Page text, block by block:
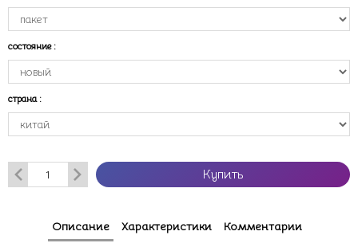
состояние :
страна :
Купить
Описание Характеристики Комментарии